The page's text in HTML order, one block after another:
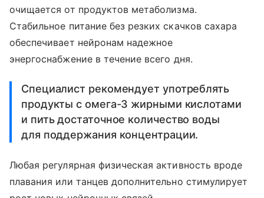
очищается от продуктов метаболизма.
Стабильное питание без резких скачков сахара
обеспечивает нейронам надежное
энергоснабжение в течение всего дня.
Специалист рекомендует употреблять
продукты с омега-3 жирными кислотами
и пить достаточное количество воды
для поддержания концентрации.
Любая регулярная физическая активность вроде
плавания или танцев дополнительно стимулирует